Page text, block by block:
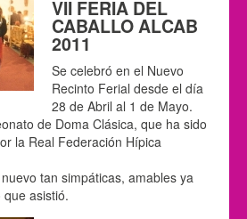
VII FERIA DEL
CABALLO ALCAB
2011
Se celebró en el Nuevo
Recinto Ferial desde el día
28 de Abril al 1 de Mayo.
de Doma Clásica, que ha sido
la Real Federación Hípica
tan simpáticas, amables ya
asistió.